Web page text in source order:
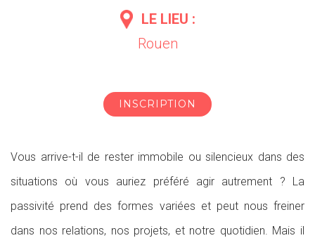
LE LIEU :
Rouen
INSCRIPTION
Vous arrive-t-il de rester immobile ou silencieux dans des
situations où vous auriez préféré agir autrement ? La
passivité prend des formes variées et peut nous freiner
dans nos relations, nos projets, et notre quotidien. Mais il